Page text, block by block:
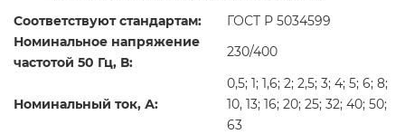
Соответствуют стандартам:
ГОСТ Р 50345­99
Номинальное напряжение
частотой 50 Гц, В:
230/400
Номинальный ток, А:
0,5; 1; 1,6; 2; 2,5; 3; 4; 5; 6; 8;
10, 13; 16; 20; 25; 32; 40; 50;
63